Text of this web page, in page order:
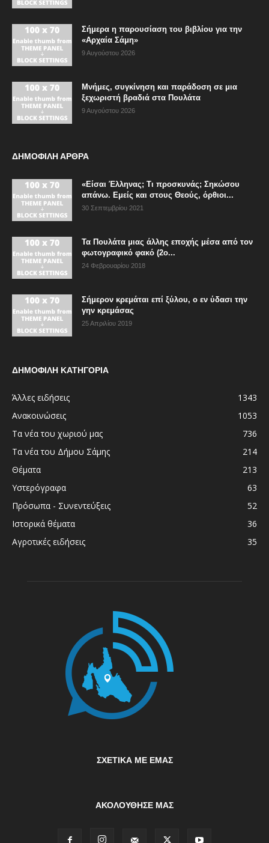
Σήμερα η παρουσίαση του βιβλίου για την
«Αρχαία Σάμη»
9 Αυγούστου 2026
Μνήμες, συγκίνηση και παράδοση σε μια
ξεχωριστή βραδιά στα Πουλάτα
9 Αυγούστου 2026
ΔΗΜΟΦΙΛΗ ΑΡΘΡΑ
«Είσαι Έλληνας; Τι προσκυνάς; Σηκώσου
απάνω. Εμείς και στους Θεούς, όρθιοι...
30 Σεπτεμβρίου 2021
Τα Πουλάτα μιας άλλης εποχής μέσα από τον
φωτογραφικό φακό (2ο...
24 Φεβρουαρίου 2018
Σήμερον κρεμάται επί ξύλου, ο εν ύδασι την
γην κρεμάσας
25 Απριλίου 2019
ΔΗΜΟΦΙΛΗ ΚΑΤΗΓΟΡΙΑ
Άλλες ειδήσεις
1343
Ανακοινώσεις
1053
Τα νέα του χωριού μας
736
Τα νέα του Δήμου Σάμης
214
Θέματα
213
Υστερόγραφα
63
Πρόσωπα - Συνεντεύξεις
52
Ιστορικά θέματα
36
Αγροτικές ειδήσεις
35
ΣΧΕΤΙΚΆ ΜΕ ΕΜΆΣ
ΑΚΟΛΟΥΘΗΣΕ ΜΑΣ